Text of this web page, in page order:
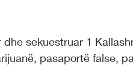
sekuestruar 1
pasaportë false,